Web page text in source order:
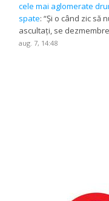
cele mai aglomerate
spate: “Și o când zic să
ascultați, se
aug. 7, 14:48